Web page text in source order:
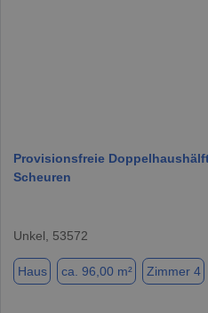
Provisionsfreie
Scheuren
Unkel, 53572
Haus ca. 96,00 m² Zimmer 4